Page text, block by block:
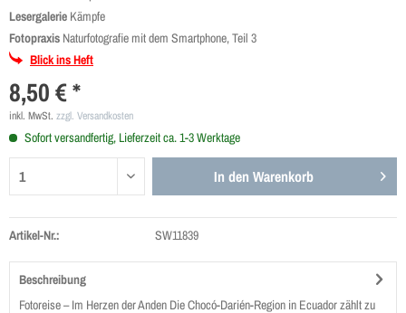
Lesergalerie Kämpfe
Fotopraxis Naturfotografie mit dem Smartphone, Teil 3
Blick ins Heft
8,50 € *
inkl. MwSt. zzgl. Versandkosten
Sofort versandfertig, Lieferzeit ca. 1-3 Werktage
In den Warenkorb
Artikel-Nr.: SW11839
Beschreibung
Fotoreise – Im Herzen der Anden Die Chocó-Darién-Region in Ecuador zählt zu